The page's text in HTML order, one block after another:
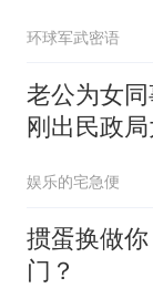
环球军武密语
老公为女同
刚出民政
娱乐的宅急便
掼蛋换做
门？